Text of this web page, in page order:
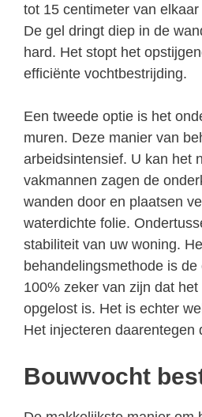
tot 15 centimeter van
De gel dringt diep in de
hard. Het stopt het
efficiënte vochtbestrijding.
Een tweede optie is het
muren. Deze manier van
arbeidsintensief. U kan het
vakmannen zagen de
wanden door en plaatsen
waterdichte folie.
stabiliteit van uw woning.
behandelingsmethode is
100% zeker van zijn dat
opgelost is. Het is echter
Het injecteren daarentegen
Bouwvocht